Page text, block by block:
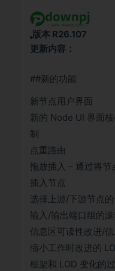
版本 R26.107
更新内容：
##新的功能
新节点用户界面
新的 Node UI 界面
制
点重路由
拖放插入 – 通过将
插入节点
选择上游/下游节点
输入/输出端口组的
信息区可读性改进/
缩小工作时改进的
框架和 LOD 变化的